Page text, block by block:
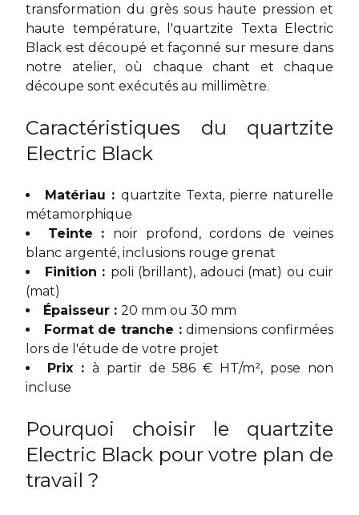
transformation du grès sous haute pression et
haute température, l'quartzite Texta Electric
Black est découpé et façonné sur mesure dans
notre atelier, où chaque chant et chaque
découpe sont exécutés au millimètre.
Caractéristiques du quartzite
Electric Black
Matériau : quartzite Texta, pierre naturelle
métamorphique
Teinte : noir profond, cordons de veines
blanc argenté, inclusions rouge grenat
Finition : poli (brillant), adouci (mat) ou cuir
(mat)
Épaisseur : 20 mm ou 30 mm
Format de tranche :dimensions confirmées
lors de l'étude de votre projet
Prix : à partir de 586 € HT/m², pose non
incluse
Pourquoi choisir le quartzite
Electric Black pour votre plan de
travail ?